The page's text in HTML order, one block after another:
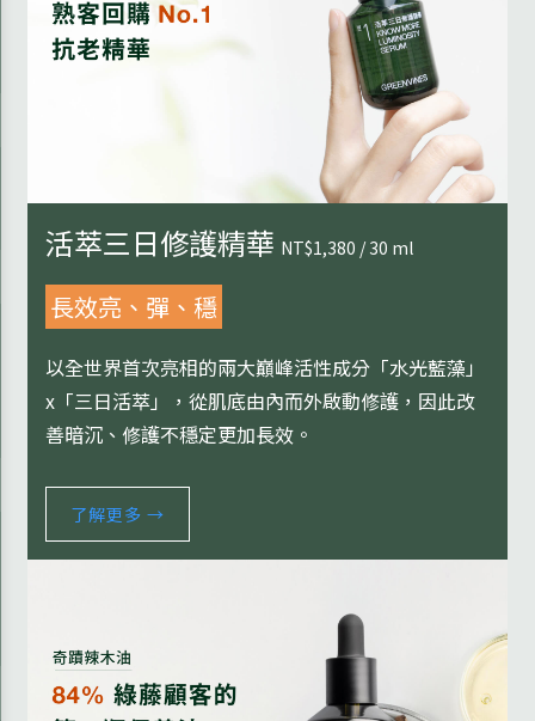
活萃三日修護精華 NT$1,380 / 30 ml
長效亮、彈、穩
以全世界首次亮相的兩大巔峰活性成分「水光藍藻」
x「三日活萃」，從肌底由內而外啟動修護，因此改
善暗沉、修護不穩定更加長效。
了解更多 →